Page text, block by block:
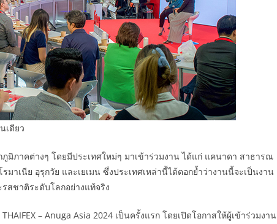
เดียว
มิภาคต่างๆ โดยมีประเทศใหม่ๆ มาเข้าร่วมงาน ได้แก่ แคนาดา สาธารณ
มาเนีย อุรุกวัย และเยเมน ซึ่งประเทศเหล่านี้ได้ตอกย้ำว่างานนี้จะเป็นงาน
สชาติระดับโลกอย่างแท้จริง
– Anuga Asia 2024 เป็นครั้งแรก โดยเปิดโอกาสให้ผู้เข้าร่วมงาน